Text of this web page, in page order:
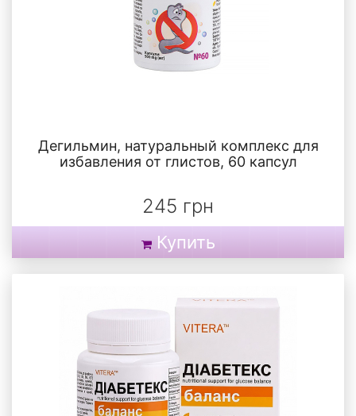
Дегильмин, натуральный комплекс для
избавления от глистов, 60 капсул
245 грн
Купить